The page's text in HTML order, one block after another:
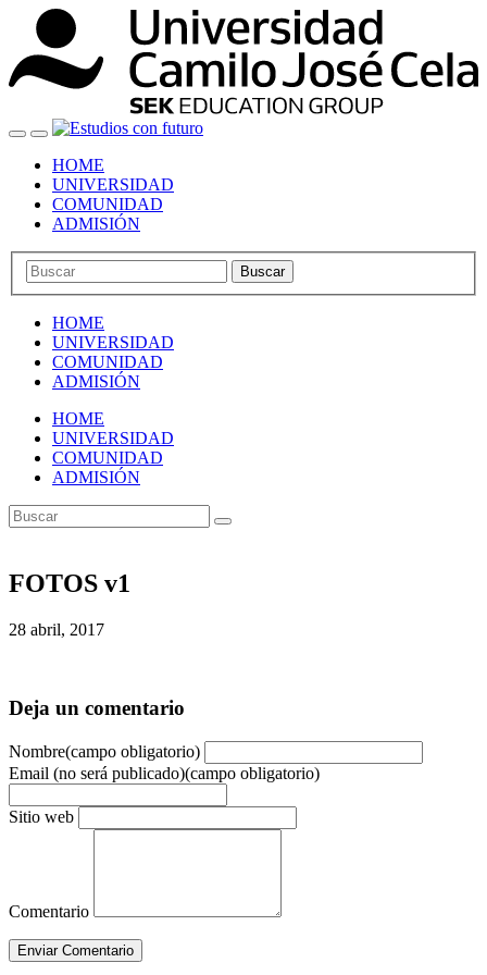
HOME
UNIVERSIDAD
COMUNIDAD
ADMISIÓN
Buscar
HOME
UNIVERSIDAD
COMUNIDAD
ADMISIÓN
HOME
UNIVERSIDAD
COMUNIDAD
ADMISIÓN
FOTOS v1
28 abril, 2017
Deja un comentario
Nombre(campo obligatorio)
Email (no será publicado)(campo obligatorio)
Sitio web
Comentario
Enviar Comentario